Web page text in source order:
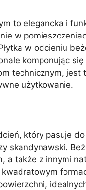
to elegancka i
w
w odcieniu
komponując
technicznym, jest
użytkowanie.
który pasuje
skandynawski.
a także z innymi
kwadratowym